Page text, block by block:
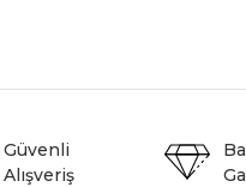
Güvenli
Alışveriş